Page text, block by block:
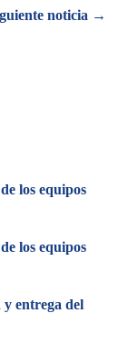
noticia →
los equipos
los equipos
entrega del